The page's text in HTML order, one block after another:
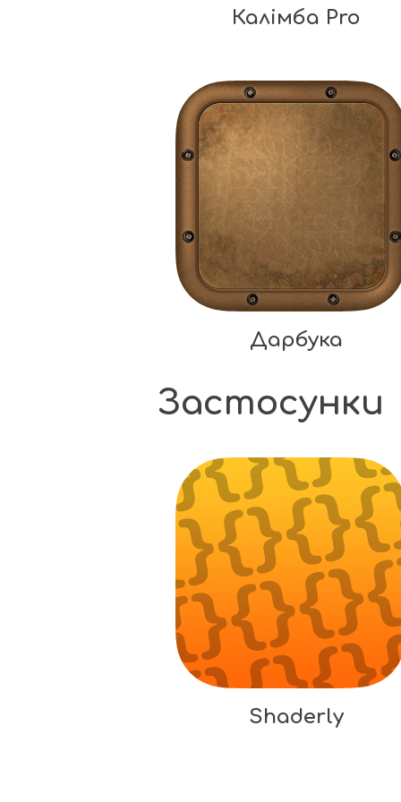
Калімба Pro
Дарбука
Застосунки
Shaderly